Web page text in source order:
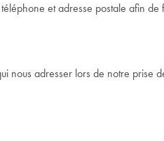
et adresse postale afin de
nous adresser lors de notre prise